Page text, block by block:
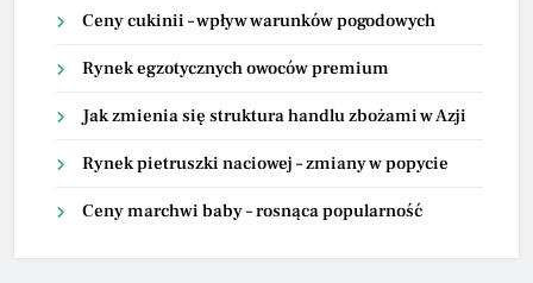
Ceny cukinii – wpływ warunków pogodowych
Rynek egzotycznych owoców premium
Jak zmienia się struktura handlu zbożami w Azji
Rynek pietruszki naciowej – zmiany w popycie
Ceny marchwi baby – rosnąca popularność